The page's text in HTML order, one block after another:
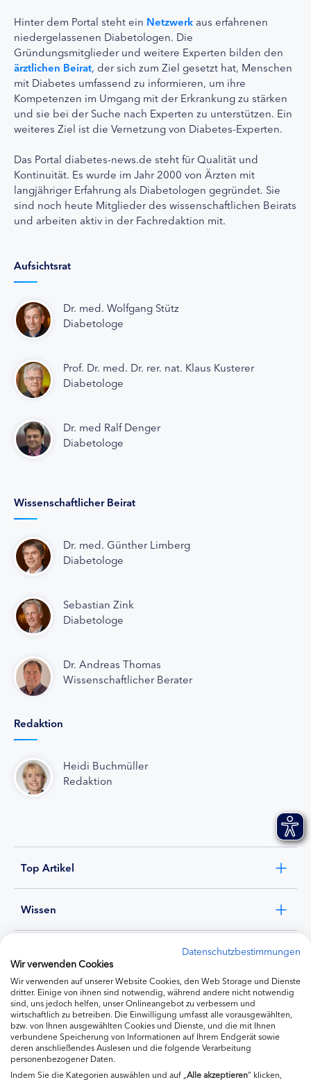
Hinter dem Portal steht ein Netzwerk aus erfahrenen
niedergelassenen Diabetologen. Die
Gründungsmitglieder und weitere Experten bilden den
ärztlichen Beirat, der sich zum Ziel gesetzt hat, Menschen
mit Diabetes umfassend zu informieren, um ihre
Kompetenzen im Umgang mit der Erkrankung zu stärken
und sie bei der Suche nach Experten zu unterstützen. Ein
weiteres Ziel ist die Vernetzung von Diabetes-Experten.
Das Portal diabetes-news.de steht für Qualität und
Kontinuität. Es wurde im Jahr 2000 von Ärzten mit
langjähriger Erfahrung als Diabetologen gegründet. Sie
sind noch heute Mitglieder des wissenschaftlichen Beirats
und arbeiten aktiv in der Fachredaktion mit.
Aufsichtsrat
Dr. med. Wolfgang Stütz
Diabetologe
Prof. Dr. med. Dr. rer. nat. Klaus Kusterer
Diabetologe
Dr. med Ralf Denger
Diabetologe
Wissenschaftlicher Beirat
Dr. med. Günther Limberg
Diabetologe
Sebastian Zink
Diabetologe
Dr. Andreas Thomas
Wissenschaftlicher Berater
Redaktion
Heidi Buchmüller
Redaktion
Top Artikel
Wissen
Ernährung
Produkte
Datenschutzbestimmungen
Wir verwenden Cookies
Wir verwenden auf unserer Website Cookies, den Web Storage und Dienste
dritter. Einige von ihnen sind notwendig, während andere nicht notwendig
sind, uns jedoch helfen, unser Onlineangebot zu verbessern und
wirtschaftlich zu betreiben. Die Einwilligung umfasst alle vorausgewählten,
bzw. von Ihnen ausgewählten Cookies und Dienste, und die mit Ihnen
verbundene Speicherung von Informationen auf Ihrem Endgerät sowie
deren anschließendes Auslesen und die folgende Verarbeitung
personenbezogener Daten.
Indem Sie die Kategorien auswählen und auf „ Alle akzeptieren“ klicken,